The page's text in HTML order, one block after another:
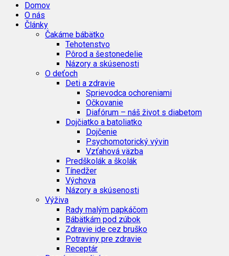
Domov
O nás
Články
Čakáme bábätko
Tehotenstvo
Pôrod a šestonedelie
Názory a skúsenosti
O deťoch
Deti a zdravie
Sprievodca ochoreniami
Očkovanie
Diafórum – náš život s diabetom
Dojčiatko a batoliatko
Dojčenie
Psychomotorický vývin
Vzťahová väzba
Predškolák a školák
Tínedžer
Výchova
Názory a skúsenosti
Výživa
Rady malým papkáčom
Bábätkám pod zúbok
Zdravie ide cez bruško
Potraviny pre zdravie
Receptár